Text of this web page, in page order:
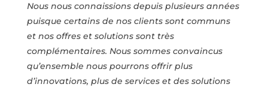
Nous nous connaissions depuis plusieurs années
puisque certains de nos clients sont communs
et nos offres et solutions sont très
complémentaires. Nous sommes convaincus
qu’ensemble nous pourrons offrir plus
d’innovations, plus de services et des solutions